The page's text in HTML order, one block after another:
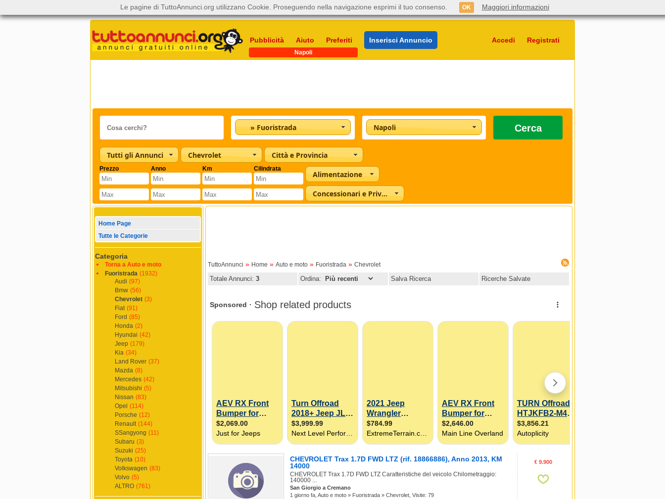
Pubblicità Aiuto Preferiti Inserisci Annuncio Accedi Registrati
Napoli
» Fuoristrada Napoli Cerca
Tutti gli Annunci Chevrolet Città e Provincia
Prezzo Anno Km Cilindrata
Alimentazione
Concessionari e Privati
Home Page
Tutte le Categorie
Categoria
Torna a Auto e moto
Fuoristrada (1932)
Audi (97)
Bmw (56)
Chevrolet (3)
Fiat (91)
Ford (85)
Honda (2)
Hyundai (42)
Jeep (179)
Kia (34)
Land Rover (37)
Mazda (8)
Mercedes (42)
Mitsubishi (5)
Nissan (83)
Opel (114)
Porsche (12)
Renault (144)
SSangyong (11)
Subaru (3)
Suzuki (25)
Toyota (10)
Volkswagen (83)
Volvo (5)
ALTRO (761)
TuttoAnnunci » Home » Auto e moto » Fuoristrada » Chevrolet
Totale Annunci: 3 Ordina: Salva Ricerca Ricerche Salvate
CHEVROLET Trax 1.7D FWD LTZ (rif. 18866886), Anno 2013, KM
14000
CHEVROLET Trax 1.7D FWD LTZ Caratteristiche del veicolo Chilometraggio:
140000 ...
San Giorgio a Cremano
1 giorno fa, Auto e moto » Fuoristrada » Chevrolet, Visite: 79
€ 9.900
Le pagine di TuttoAnnunci.org utilizzano Cookie. Proseguendo nella navigazione esprimi il tuo consenso. OK Maggiori informazioni